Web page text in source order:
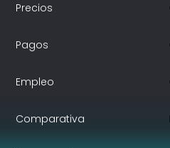
Precios
Pagos
Empleo
Comparativa